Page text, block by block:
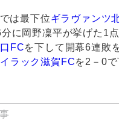
は最下位ギラヴァンツ
に岡野凜平が挙げた1点
FCを下して開幕6連敗
ラック滋賀FCを2－0